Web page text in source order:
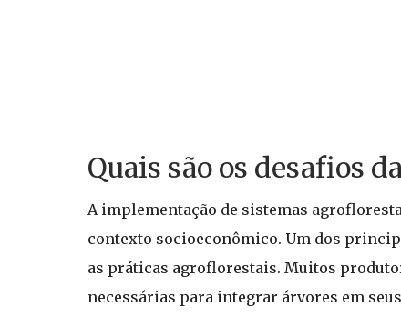
Quais são os desafios
A implementação de sistemas
contexto socioeconômico. Um dos
as práticas agroflorestais. Muitos
necessárias para integrar árvores em